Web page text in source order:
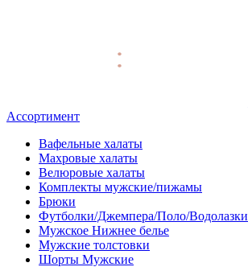
Ассортимент
Вафельные халаты
Махровые халаты
Велюровые халаты
Комплекты мужские/пижамы
Брюки
Футболки/Джемпера/Поло/Водолазки
Мужское Нижнее белье
Мужские толстовки
Шорты Мужские